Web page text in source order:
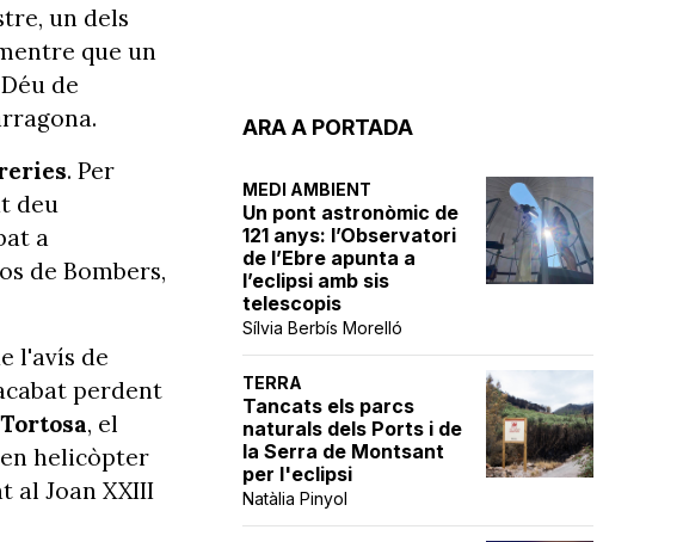
ARA A PORTADA
MEDI AMBIENT
Un pont astronòmic de
121 anys: l’Observatori
de l’Ebre apunta a
l’eclipsi amb sis
telescopis
Sílvia Berbís Morelló
TERRA
Tancats els parcs
naturals dels Ports i de
la Serra de Montsant
per l'eclipsi
Natàlia Pinyol
un dels
que un
de
. Per
deu
a
de Bombers,
l'avís de
perdent
, el
helicòpter
al Joan XXIII